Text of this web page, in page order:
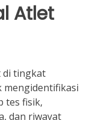
Atlet
di tingkat
tes fisik,
dan riwayat